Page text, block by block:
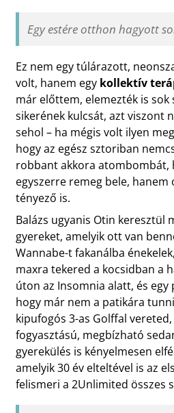
Egy estére otthon hagyott
Ez nem egy túlárazott,
volt, hanem egy kollektív
már előttem, elemezték is sok
sikerének kulcsát, azt viszont
sehol – ha mégis volt ilyen
hogy az egész sztoriban
robbant akkora atombombát,
egyszerre remeg bele, hanem
tényező is.
Balázs ugyanis Otin keresztül
gyereket, amelyik ott van
Wannabe-t fakanálba
maxra tekered a kocsidban a
úton az Insomnia alatt, és
hogy már nem a patikára
kipufogós 3-as Golffal
fogyasztású, megbízható
gyerekülés is kényelmesen
amelyik 30 év elteltével is az
felismeri a 2Unlimited összes